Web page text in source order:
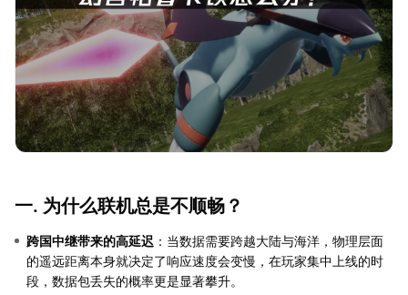
一. 为什么联机总是不顺畅？
跨国中继带来的高延迟 ：当数据需要跨越大陆与海洋，物理层面
的遥远距离本身就决定了响应速度会变慢，在玩家集中上线的时
段，数据包丢失的概率更是显著攀升。